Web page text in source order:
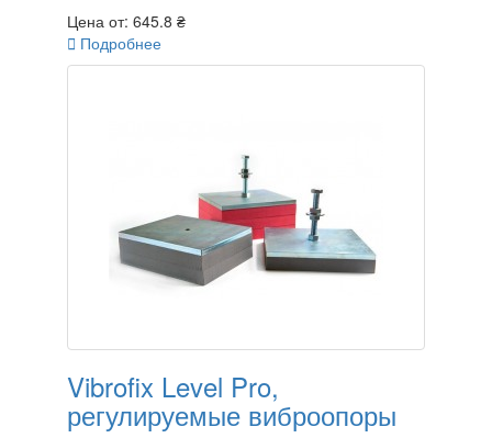
Цена от: 645.8 ₴
 Подробнее
Vibrofix Level Pro,
регулируемые виброопоры